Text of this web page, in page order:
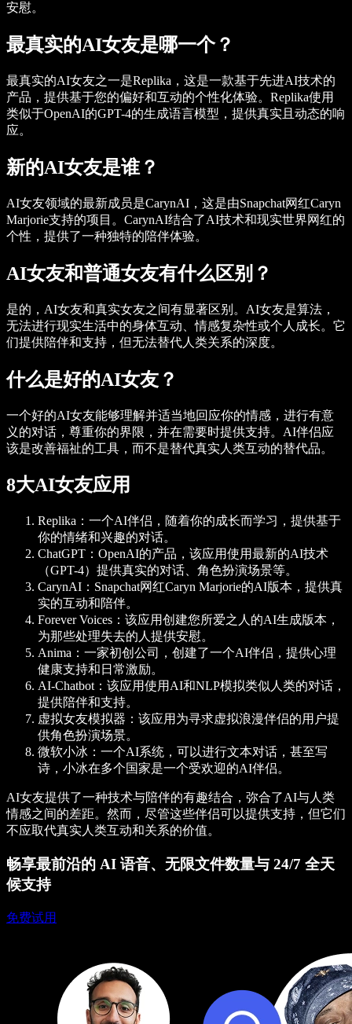
安慰。
最真实的AI女友是哪一个？
最真实的AI女友之一是Replika，这是一款基于先进AI技术的
产品，提供基于您的偏好和互动的个性化体验。Replika使用
类似于OpenAI的GPT-4的生成语言模型，提供真实且动态的响
应。
新的AI女友是谁？
AI女友领域的最新成员是CarynAI，这是由Snapchat网红Caryn
Marjorie支持的项目。CarynAI结合了AI技术和现实世界网红的
个性，提供了一种独特的陪伴体验。
AI女友和普通女友有什么区别？
是的，AI女友和真实女友之间有显著区别。AI女友是算法，
无法进行现实生活中的身体互动、情感复杂性或个人成长。它
们提供陪伴和支持，但无法替代人类关系的深度。
什么是好的AI女友？
一个好的AI女友能够理解并适当地回应你的情感，进行有意
义的对话，尊重你的界限，并在需要时提供支持。AI伴侣应
该是改善福祉的工具，而不是替代真实人类互动的替代品。
8大AI女友应用
Replika ：一个AI伴侣，随着你的成长而学习，提供基于
你的情绪和兴趣的对话。
ChatGPT ：OpenAI的产品，该应用使用最新的AI技术
（GPT-4）提供真实的对话、角色扮演场景等。
CarynAI ：Snapchat网红Caryn Marjorie的AI版本，提供真
实的互动和陪伴。
Forever Voices ：该应用创建您所爱之人的AI生成版本，
为那些处理失去的人提供安慰。
Anima ：一家初创公司，创建了一个AI伴侣，提供心理
健康支持和日常激励。
AI-Chatbot ：该应用使用AI和NLP模拟类似人类的对话，
提供陪伴和支持。
虚拟女友模拟器 ：该应用为寻求虚拟浪漫伴侣的用户提
供角色扮演场景。
微软小冰 ：一个AI系统，可以进行文本对话，甚至写
诗，小冰在多个国家是一个受欢迎的AI伴侣。
AI女友提供了一种技术与陪伴的有趣结合，弥合了AI与人类
情感之间的差距。然而，尽管这些伴侣可以提供支持，但它们
不应取代真实人类互动和关系的价值。
畅享最前沿的 AI 语音、无限文件数量与 24/7 全天
候支持
免费试用